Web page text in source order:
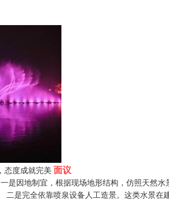
态度成就完美 面议
是因地制宜，根据现场地形结构，仿照天然
二是完全依靠喷泉设备人工造景。这类水景